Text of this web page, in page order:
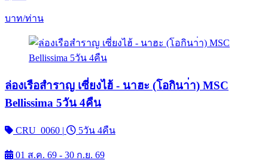
บาท/ท่าน
ล่องเรือสำราญ เซี่ยงไฮ้ - นาฮะ (โอกินา่า) MSC
Bellissima 5วัน 4คืน
CRU_0060 | 5วัน 4คืน
01 ส.ค. 69 - 30 ก.ย. 69